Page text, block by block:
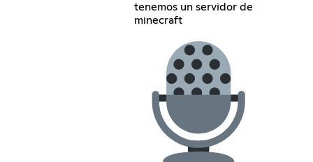
tenemos un servidor de
minecraft